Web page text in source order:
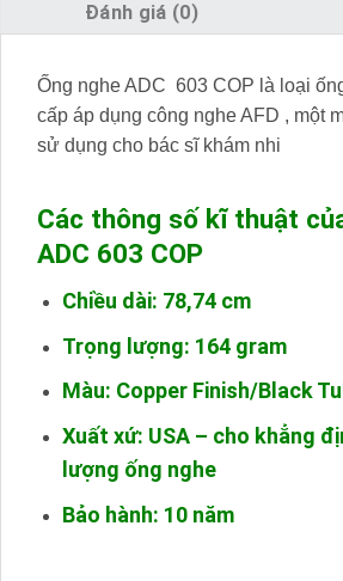
Đánh giá (0)
Ống nghe ADC 603 COP là loại
cấp áp dụng công nghe AFD , một
sử dụng cho bác sĩ khám nhi
Các thông số kĩ thuật
ADC 603 COP
Chiều dài: 78,74 cm
Trọng lượng: 164 gram
Màu: Copper Finish/Black
Xuất xứ: USA – cho khẳng
lượng ống nghe
Bảo hành: 10 năm